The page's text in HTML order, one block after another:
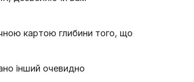
картою глибини того, що
інший очевидно